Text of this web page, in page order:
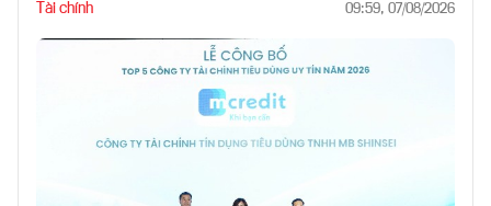
Tài chính 09:59, 07/08/2026